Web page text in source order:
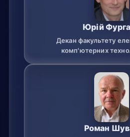
Юрій
Декан факультету
комп'ютерних
Роман